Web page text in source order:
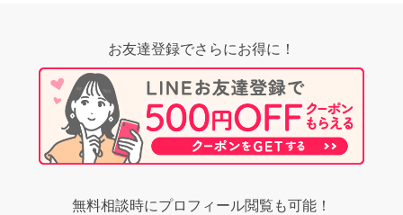
お友達登録でさらにお得に！
無料相談時にプロフィール閲覧も可能！